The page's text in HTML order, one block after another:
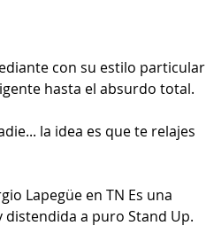
con su estilo particular
hasta el absurdo total.
la idea es que te relajes
Lapegüe en TN Es una
a puro Stand Up.